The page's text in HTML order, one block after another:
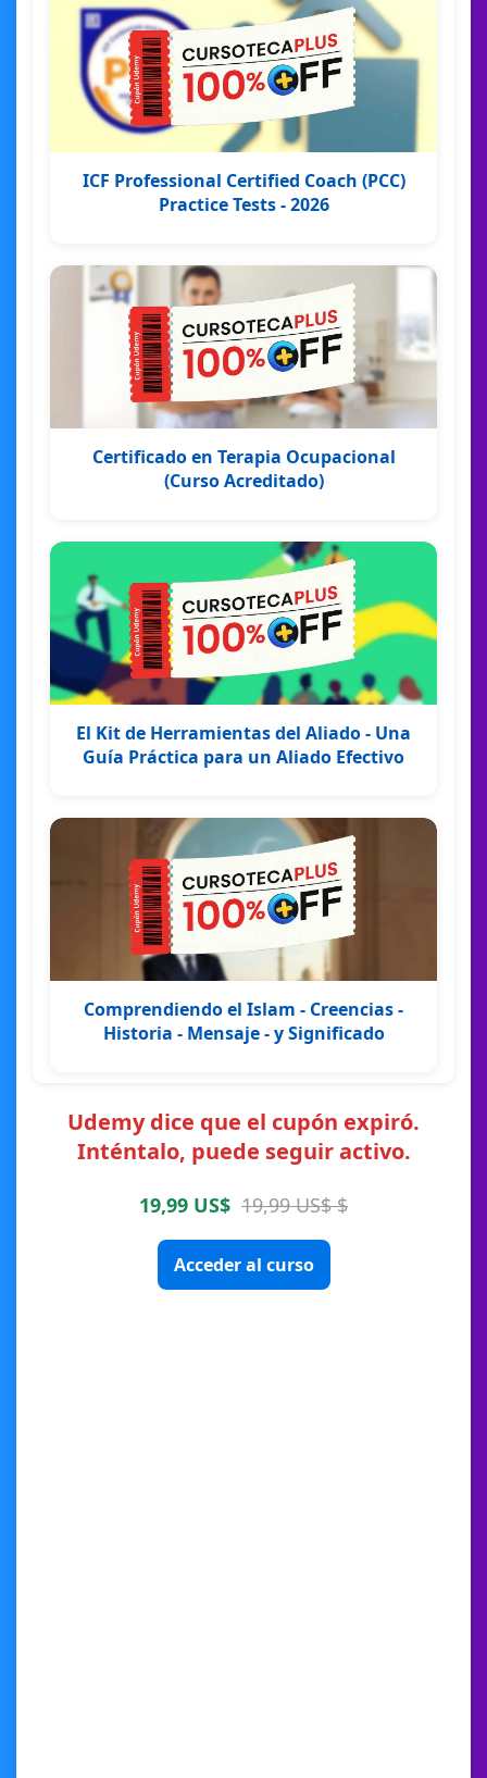
ICF Professional Certified Coach (PCC)
Practice Tests - 2026
Certificado en Terapia Ocupacional
(Curso Acreditado)
El Kit de Herramientas del Aliado - Una
Guía Práctica para un Aliado Efectivo
Comprendiendo el Islam - Creencias -
Historia - Mensaje - y Significado
Udemy dice que el cupón expiró.
Inténtalo, puede seguir activo.
19,99 US$ 19,99 US$ $
Acceder al curso